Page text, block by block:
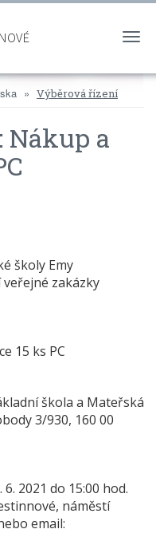
Výběrová řízení
Nákup a
školy Emy
zakázky
15 ks PC
škola a Mateřská
3/930, 160 00
2021 do 15:00 hod.
náměstí
email: